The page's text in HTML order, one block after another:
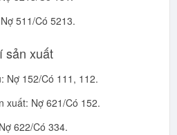
511/Có 5213.
sản xuất
Nợ 152/Có 111, 112.
xuất: Nợ 621/Có 152.
622/Có 334.